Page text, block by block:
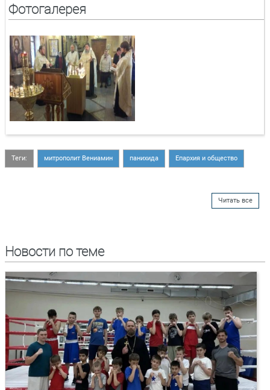
Фотогалерея
Теги: митрополит Вениамин панихида Епархия и общество
Читать все
Новости по теме